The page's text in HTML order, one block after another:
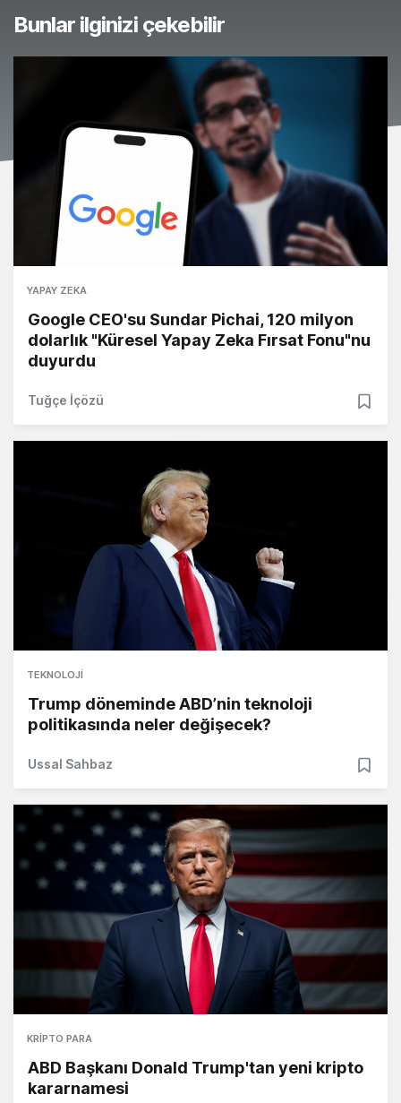
Bunlar ilginizi çekebilir
YAPAY ZEKA
Google CEO'su Sundar Pichai, 120 milyon
dolarlık "Küresel Yapay Zeka Fırsat Fonu"nu
duyurdu
Tuğçe İçözü
TEKNOLOJI
Trump döneminde ABD’nin teknoloji
politikasında neler değişecek?
Ussal Sahbaz
KRIPTO PARA
ABD Başkanı Donald Trump'tan yeni kripto
kararnamesi